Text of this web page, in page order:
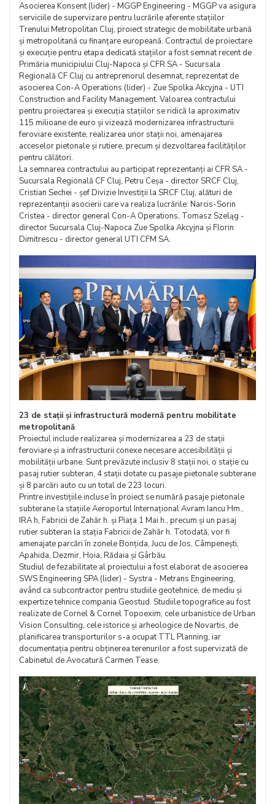
Asocierea Konsent (lider) - MGGP Engineering - MGGP va asigura
serviciile de supervizare pentru lucrările aferente stațiilor
Trenului Metropolitan Cluj, proiect strategic de mobilitate urbană
și metropolitană cu finanțare europeană. Contractul de proiectare
și execuție pentru etapa dedicată stațiilor a fost semnat recent de
Primăria municipiului Cluj-Napoca și CFR SA - Sucursala
Regională CF Cluj cu antreprenorul desemnat, reprezentat de
asocierea Con-A Operations (lider) - Zue Spolka Akcyjna - UTI
Construction and Facility Management. Valoarea contractului
pentru proiectarea și execuția stațiilor se ridică la aproximativ
115 milioane de euro și vizează modernizarea infrastructurii
feroviare existente, realizarea unor stații noi, amenajarea
acceselor pietonale și rutiere, precum și dezvoltarea facilităților
pentru călători.
La semnarea contractului au participat reprezentanți ai CFR SA -
Sucursala Regională CF Cluj, Petru Ceșa - director SRCF Cluj,
Cristian Sechei - șef Divizie Investiții la SRCF Cluj, alături de
reprezentanții asocierii care va realiza lucrările: Narcis-Sorin
Cristea - director general Con-A Operations, Tomasz Szeląg -
director Sucursala Cluj-Napoca Zue Spolka Akcyjna și Florin
Dimitrescu - director general UTI CFM SA.
23 de stații și infrastructură modernă pentru mobilitate
metropolitană
Proiectul include realizarea și modernizarea a 23 de stații
feroviare și a infrastructurii conexe necesare accesibilității și
mobilității urbane. Sunt prevăzute inclusiv 8 stații noi, o stație cu
pasaj rutier subteran, 4 stații dotate cu pasaje pietonale subterane
și 8 parcări auto cu un total de 223 locuri.
Printre investițiile incluse în proiect se numără pasaje pietonale
subterane la stațiile Aeroportul Internațional Avram Iancu Hm.,
IRA h, Fabricii de Zahăr h. și Piața 1 Mai h., precum și un pasaj
rutier subteran la stația Fabricii de Zahăr h. Totodată, vor fi
amenajate parcări în zonele Bonțida, Jucu de Jos, Câmpenești,
Apahida, Dezmir, Hoia, Rădaia și Gârbău.
Studiul de fezabilitate al proiectului a fost elaborat de asocierea
SWS Engineering SPA (lider) - Systra - Metrans Engineering,
având ca subcontractor pentru studiile geotehnice, de mediu și
expertize tehnice compania Geostud. Studiile topografice au fost
realizate de Cornel & Cornel Topoexim, cele urbanistice de Urban
Vision Consulting, cele istorice și arheologice de Novartis, de
planificarea transporturilor s-a ocupat TTL Planning, iar
documentația pentru obținerea terenurilor a fost supervizată de
Cabinetul de Avocatură Carmen Tease.